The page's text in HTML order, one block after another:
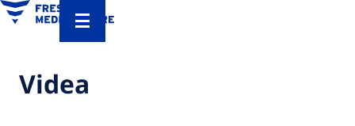
Videa